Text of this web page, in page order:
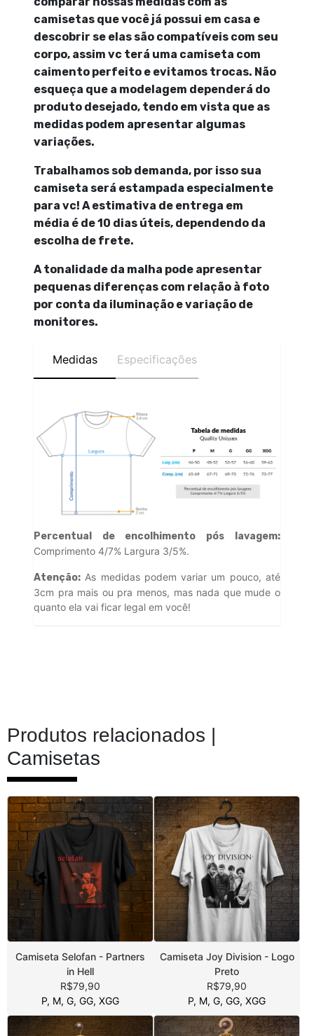
camisetas que você já possui em casa e
descobrir se elas são compatíveis com seu
corpo, assim vc terá uma camiseta com
caimento perfeito e evitamos trocas. Não
esqueça que a modelagem dependerá do
produto desejado, tendo em vista que as
medidas podem apresentar algumas
variações.
Trabalhamos sob demanda, por isso sua
camiseta será estampada especialmente
para vc! A estimativa de entrega em
média é de 10 dias úteis, dependendo da
escolha de frete.
A tonalidade da malha pode apresentar
pequenas diferenças com relação à foto
por conta da iluminação e variação de
monitores.
Medidas Especificações
Percentual de encolhimento pós lavagem:
Comprimento 4/7% Largura 3/5%.
Atenção: As medidas podem variar um pouco, até
3cm pra mais ou pra menos, mas nada que mude o
quanto ela vai ficar legal em você!
Produtos relacionados |
Camisetas
Camiseta Selofan - Partners
in Hell
R$79,90
P, M, G, GG, XGG
Camiseta Joy Division - Logo
Preto
R$79,90
P, M, G, GG, XGG